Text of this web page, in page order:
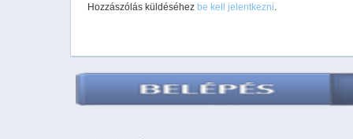
Hozzászólás küldéséhez be kell jelentkezni.